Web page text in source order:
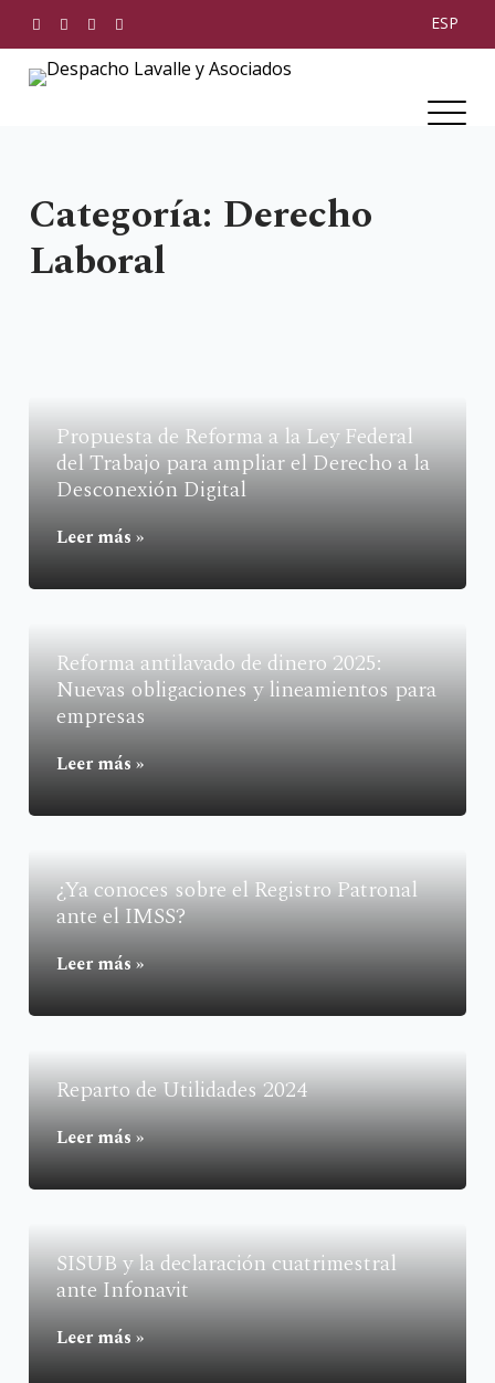
content
ESP
Despacho Lavalle y Asociados
Categoría: Derecho
Laboral
Propuesta de Reforma a la Ley Federal
del Trabajo para ampliar el Derecho a la
Desconexión Digital
Leer más »
Reforma antilavado de dinero 2025:
Nuevas obligaciones y lineamientos para
empresas
Leer más »
¿Ya conoces sobre el Registro Patronal
ante el IMSS?
Leer más »
Reparto de Utilidades 2024
Leer más »
SISUB y la declaración cuatrimestral
ante Infonavit
Leer más »